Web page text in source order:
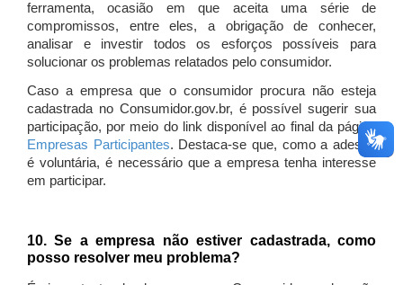
ferramenta, ocasião em que aceita uma série de
compromissos, entre eles, a obrigação de conhecer,
analisar e investir todos os esforços possíveis para
solucionar os problemas relatados pelo consumidor.
Caso a empresa que o consumidor procura não esteja
cadastrada no Consumidor.gov.br, é possível sugerir sua
participação, por meio do link disponível ao final da página
Empresas Participantes. Destaca-se que, como a adesão
é voluntária, é necessário que a empresa tenha interesse
em participar.
10. Se a empresa não estiver cadastrada, como
posso resolver meu problema?